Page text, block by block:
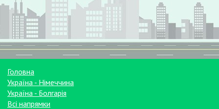
Головна
Україна - Німеччина
Україна - Болгарія
Всі напрямки